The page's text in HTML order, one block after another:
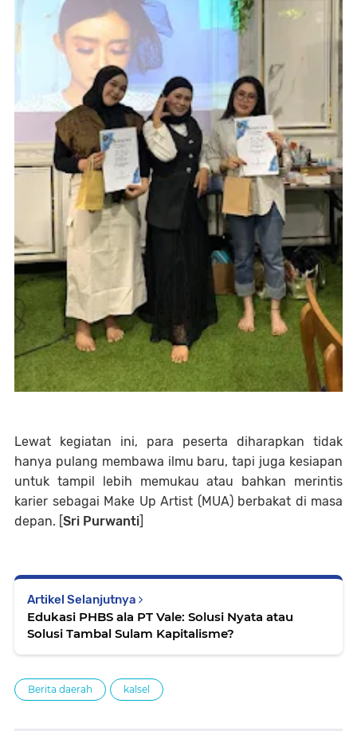
Lewat kegiatan ini, para peserta diharapkan tidak
hanya pulang membawa ilmu baru, tapi juga kesiapan
untuk tampil lebih memukau atau bahkan merintis
karier sebagai Make Up Artist (MUA) berbakat di masa
depan. [ Sri Purwanti
Artikel Selanjutnya
Edukasi PHBS ala PT Vale: Solusi Nyata atau
Solusi Tambal Sulam Kapitalisme?
Berita daerah kalsel